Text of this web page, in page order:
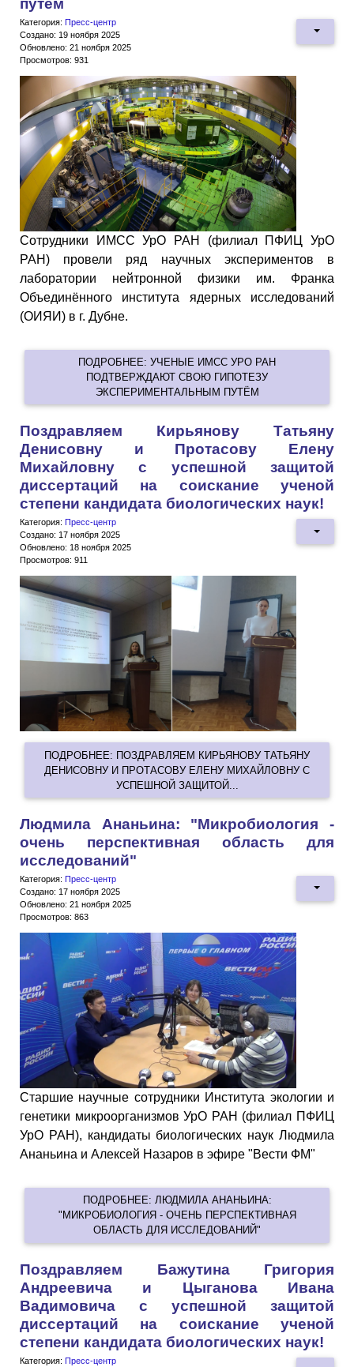
путём
Категория: Пресс-центр
Создано: 19 ноября 2025
Обновлено: 21 ноября 2025
Просмотров: 931
Сотрудники ИМСС УрО РАН (филиал ПФИЦ УрО
РАН) провели ряд научных экспериментов в
лаборатории нейтронной физики им. Франка
Объединённого института ядерных исследований
(ОИЯИ) в г. Дубне.
ПОДРОБНЕЕ: УЧЕНЫЕ ИМСС УРО РАН
ПОДТВЕРЖДАЮТ СВОЮ ГИПОТЕЗУ
ЭКСПЕРИМЕНТАЛЬНЫМ ПУТЁМ
Поздравляем Кирьянову Татьяну
Денисовну и Протасову Елену
Михайловну с успешной защитой
диссертаций на соискание ученой
степени кандидата биологических наук!
Категория: Пресс-центр
Создано: 17 ноября 2025
Обновлено: 18 ноября 2025
Просмотров: 911
ПОДРОБНЕЕ: ПОЗДРАВЛЯЕМ КИРЬЯНОВУ ТАТЬЯНУ
ДЕНИСОВНУ И ПРОТАСОВУ ЕЛЕНУ МИХАЙЛОВНУ С
УСПЕШНОЙ ЗАЩИТОЙ...
Людмила Ананьина: "Микробиология -
очень перспективная область для
исследований"
Категория: Пресс-центр
Создано: 17 ноября 2025
Обновлено: 21 ноября 2025
Просмотров: 863
Старшие научные сотрудники Института экологии и
генетики микроорганизмов УрО РАН (филиал ПФИЦ
УрО РАН), кандидаты биологических наук Людмила
Ананьина и Алексей Назаров в эфире "Вести ФМ"
ПОДРОБНЕЕ: ЛЮДМИЛА АНАНЬИНА:
"МИКРОБИОЛОГИЯ - ОЧЕНЬ ПЕРСПЕКТИВНАЯ
ОБЛАСТЬ ДЛЯ ИССЛЕДОВАНИЙ"
Поздравляем Бажутина Григория
Андреевича и Цыганова Ивана
Вадимовича с успешной защитой
диссертаций на соискание ученой
степени кандидата биологических наук!
Категория: Пресс-центр